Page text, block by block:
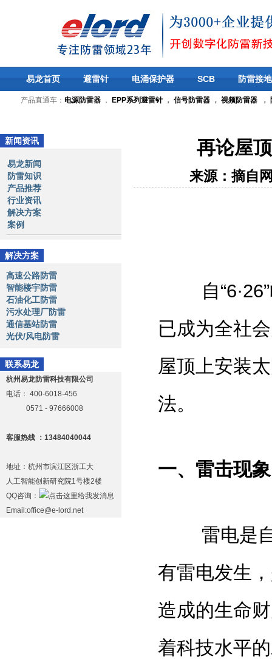
易龙首页 避雷针 电涌保护器 SCB 防雷接地
产品直通车： 电源防雷器 ， EPP系列避雷针， 信号防雷器 ， 视频防雷器 ，
新闻资讯
易龙新闻
防雷知识
产品推荐
行业资讯
解决方案
案例
解决方案
高速公路防雷
智能楼宇防雷
石油化工防雷
污水处理厂防雷
通信基站防雷
光伏/风电防雷
联系易龙
杭州易龙防雷科技有限公司
电话： 400-6018-456
0571 - 97666008
客服热线 ：13484040044
地址：杭州市滨江区浙工大
人工智能创新研究院1号楼2楼
QQ咨询：
Email:office@e-lord.net
再论屋
来源：摘自
自“6·26”
已成为全社
屋顶上安装
法。
一、雷击现象
雷电是自
有雷电发生
造成的生命
着科技水平